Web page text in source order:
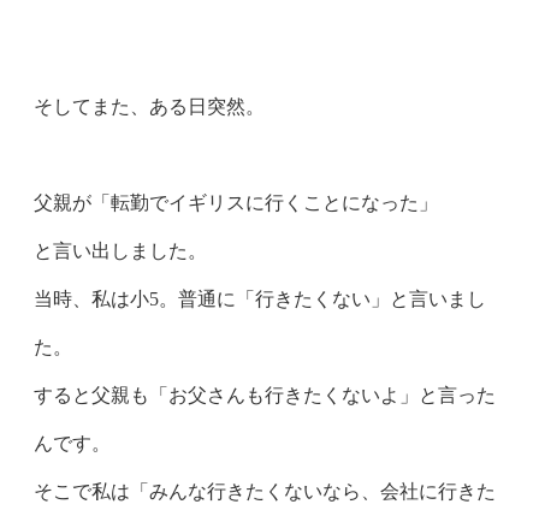
そしてまた、ある日突然。
父親が「転勤でイギリスに行くことになった」
と言い出しました。
当時、私は小5。普通に「行きたくない」と言いまし
た。
すると父親も「お父さんも行きたくないよ」と言った
んです。
そこで私は「みんな行きたくないなら、会社に行きた